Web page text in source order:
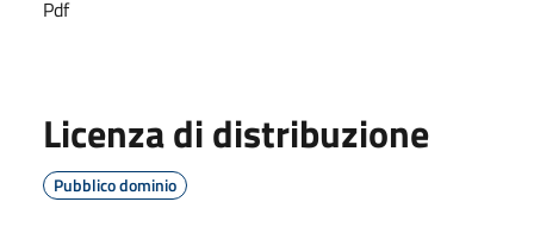
Pdf
Licenza di distribuzione
Pubblico dominio